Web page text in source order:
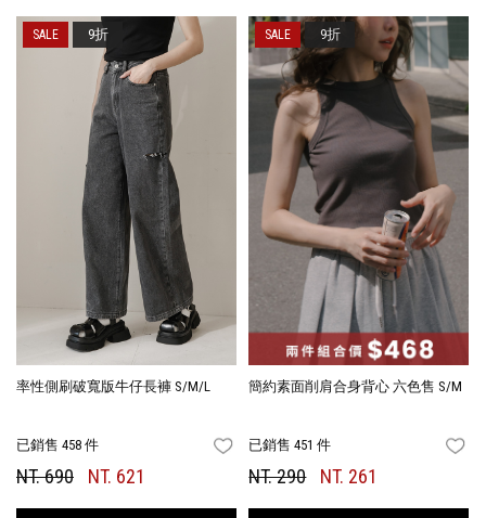
率性側刷破寬版牛仔長褲 S/M/L
已銷售 458 件 FAVORITES
NT. 690 NT. 621
9折
簡約素面削肩合身背心 六色售 S/M
已銷售 451 件
NT. 290 NT. 261
9折